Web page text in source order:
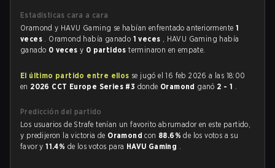
Estadísticas cara a cara
Oramond y HAVU Gaming se habían enfrentado anteriormente 1
veces . Oramond había ganado 1 veces , HAVU Gaming había
ganado 0 vecesy 0 partidosterminaron en empate.
El último partido entre ellos se jugó el 16 feb 2026 a las 18:00
en 2026 CCT Europe Series #3 donde Oramond ganó 2 - 1 .
Predicción del partido
Los usuarios de Strafe tenían un favorito abrumador en este partido,
y predijeron la victoria de Oramondcon 88.6%de los votos a su
favor y11.4% de los votos para HAVU Gaming .